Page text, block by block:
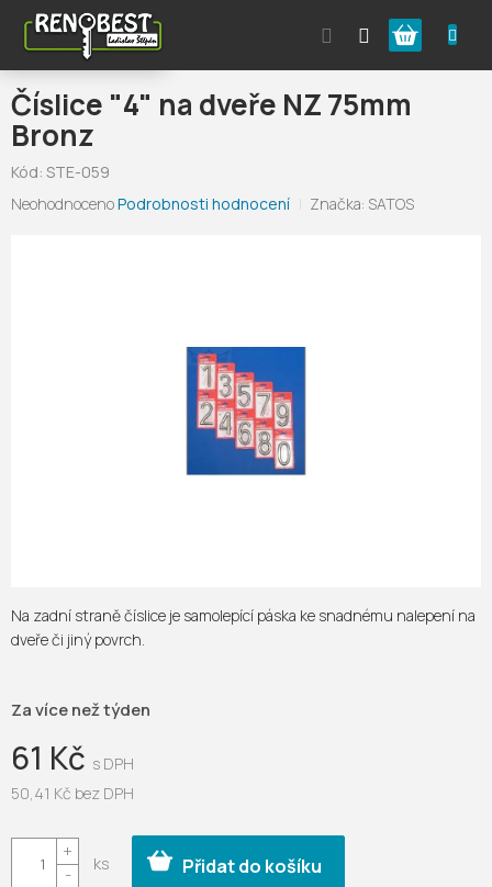
obsah
Nákupní
košík
Číslice "4" na dveře NZ 75mm
Bronz
Kód: STE-059
Průměrné
NeohodnocenoPodrobnosti hodnocení Značka: SATOS
61 Kč
50,41 Kč bez DPH
cena:
Za více než týden
Přidat do košíku
Na zadní straně číslice je samolepící páska ke snadnému nalepení na
dveře či jiný povrch.